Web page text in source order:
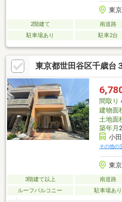
東
2階建て 南道路
駐車場あり
駐車2台
東京都世田谷区千歳台
間取り
建物面
土地面
築年月
小
その他の
東
3階建て以上 南道路
ルーフバルコニー
駐車場あり